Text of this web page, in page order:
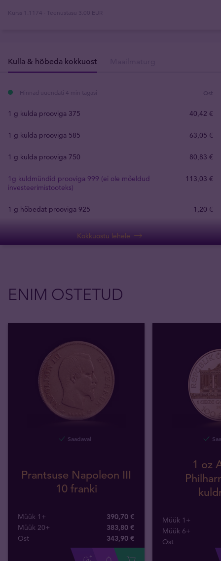
Kurss 1.1174 · Teenustasu 3.00 EUR
Kulla & hõbeda kokkuost
Hinnad uuendati 4 min tagasi Ost
1 g kulda prooviga 375 40,42 €
1 g kulda prooviga 585 63,05 €
1 g kulda prooviga 750 80,83 €
1g kuldmündid prooviga 999 (ei ole mõeldud
investeerimistooteks)
113,03 €
1 g hõbedat prooviga 925 1 ,20 €
Kokkuostu lehele
ENIM OSTETUD
Saadaval
Prantsuse Napoleon III
10 franki
Müük 1+
390,70 €
Müük 20+
383,80 €
Ost
343,90 €
1 oz
Müük 1+
Müük 6+
Ost